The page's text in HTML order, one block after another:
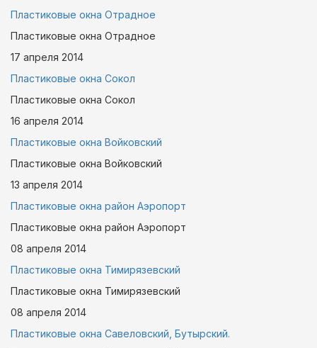
Пластиковые окна Отрадное
Пластиковые окна Отрадное
17 апреля 2014
Пластиковые окна Сокол
Пластиковые окна Сокол
16 апреля 2014
Пластиковые окна Войковский
Пластиковые окна Войковский
13 апреля 2014
Пластиковые окна район Аэропорт
Пластиковые окна район Аэропорт
08 апреля 2014
Пластиковые окна Тимирязевский
Пластиковые окна Тимирязевский
08 апреля 2014
Пластиковые окна Савеловский, Бутырский.